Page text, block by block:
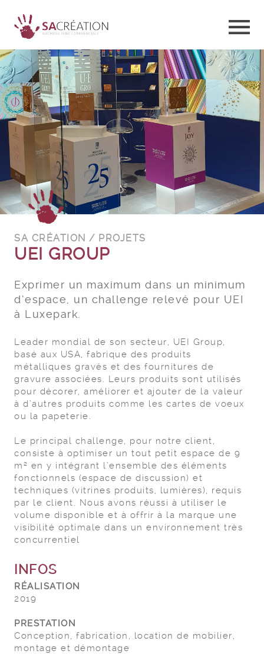
SA CRÉATION / PROJETS
UEI GROUP
Exprimer un maximum dans un minimum
d’espace, un challenge relevé pour UEI
à Luxepark.
Leader mondial de son secteur, UEI Group,
basé aux USA, fabrique des produits
métalliques gravés et des fournitures de
gravure associées. Leurs produits sont utilisés
pour décorer, améliorer et ajouter de la valeur
à d’autres produits comme les cartes de voeux
ou la papeterie.
Le principal challenge, pour notre client,
consiste à optimiser un tout petit espace de 9
m² en y intégrant l’ensemble des éléments
fonctionnels (espace de discussion) et
techniques (vitrines produits, lumières), requis
par le client. Nous avons réussi à utiliser le
volume disponible et à offrir à la marque une
visibilité optimale dans un environnement très
concurrentiel
INFOS
RÉALISATION
2019
PRESTATION
Conception, fabrication, location de mobilier,
montage et démontage